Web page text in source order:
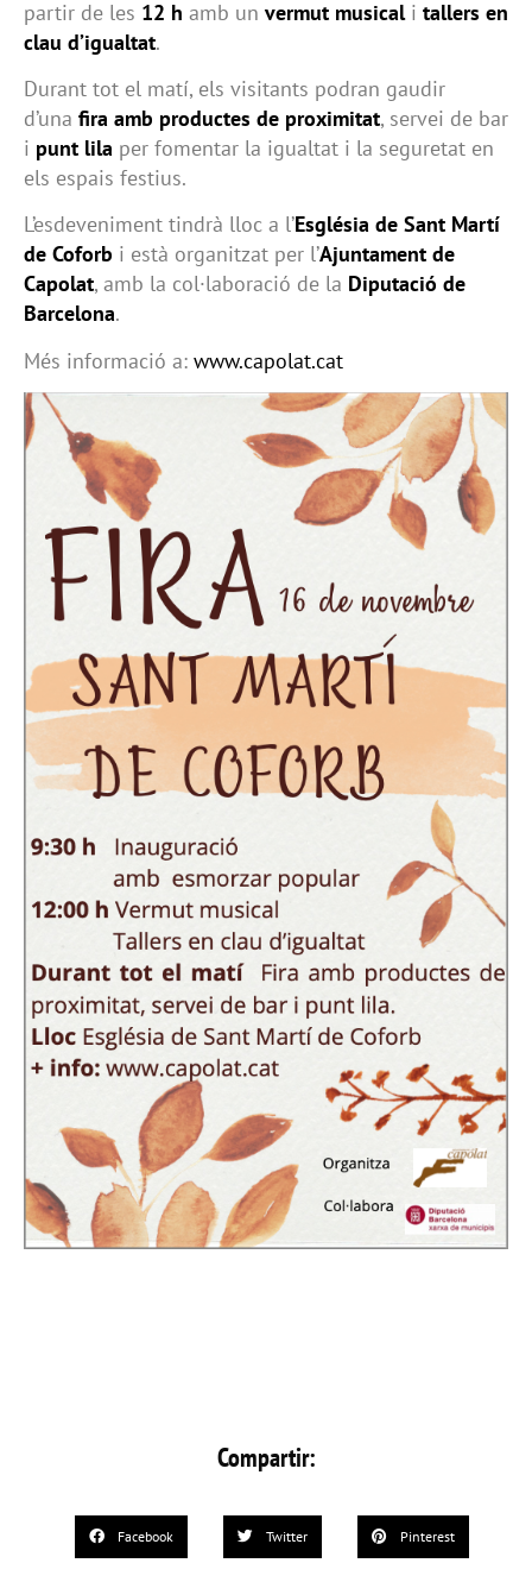
partir de les 12 h amb un vermut musicali tallers en
clau d’igualtat.
Durant tot el matí, els visitants podran gaudir
d’una fira amb productes de proximitat, servei de bar
i punt lila per fomentar la igualtat i la seguretat en
els espais festius.
L’esdeveniment tindrà lloc a l’Església de Sant Martí
de Coforb i està organitzat per l’Ajuntament de
Capolat, amb la col·laboració de la Diputació de
Barcelona.
Més informació a: www.capolat.cat
Compartir:
Facebook Twitter Pinterest